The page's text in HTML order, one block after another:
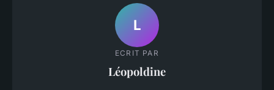
L
ECRIT PAR
Léopoldine